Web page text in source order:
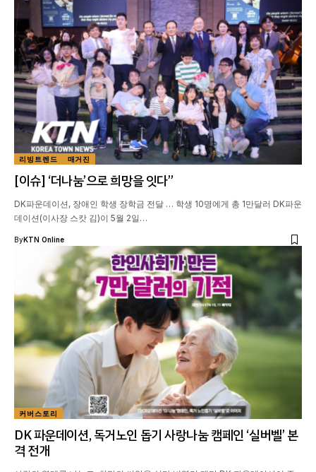
리빙트렌드 매거진
[이슈] ‘더나눔’으로 희망을 잇다”
DK파운데이션, 장애인 학생 장학금 전달 … 학생 10명에게 총 1만달러 DK파운
데이션(이사장 스캇 김)이 5월 2일…
ByKTN Online
커버스토리
DK 파운데이션, 독거노인 돕기 사랑나눔 캠페인 ‘실버벨’ 본
격 전개